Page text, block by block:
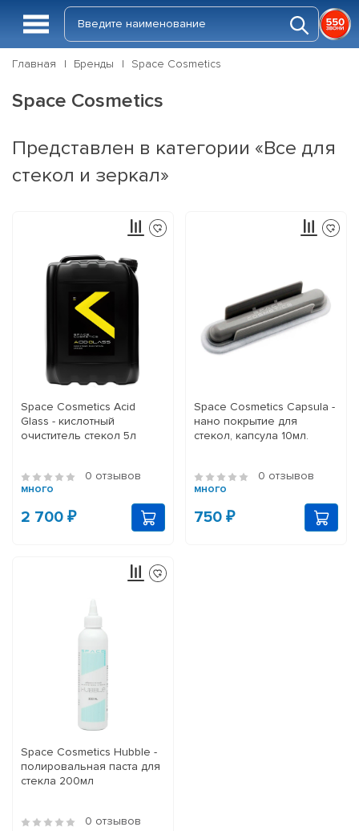
Главная Бренды Space Cosmetics
Space Cosmetics
Представлен в категории «Все для
стекол и зеркал»
Space Cosmetics Acid
Glass - кислотный
очиститель стекол 5л
0 отзывов
много
2 700 ₽
Space Cosmetics Capsula -
нано покрытие для
стекол, капсула 10мл.
0 отзывов
много
750 ₽
Space Cosmetics Hubble -
полировальная паста для
стекла 200мл
0 отзывов